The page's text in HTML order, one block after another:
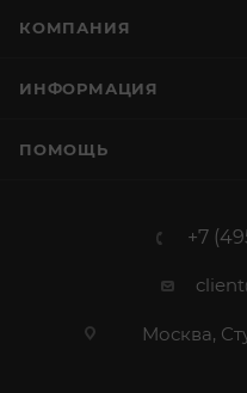
КОМПАНИЯ
ИНФОРМАЦИЯ
ПОМОЩЬ
+7
Москва,